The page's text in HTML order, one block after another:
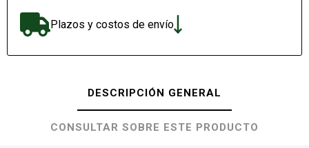
Plazos y costos de envío
DESCRIPCIÓN GENERAL
CONSULTAR SOBRE ESTE PRODUCTO